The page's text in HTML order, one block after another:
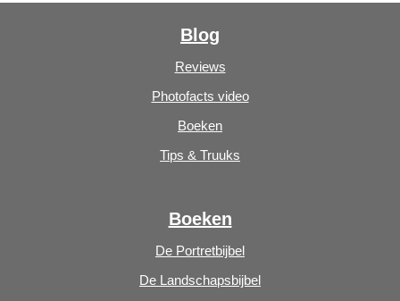
Blog
Reviews
Photofacts video
Boeken
Tips & Truuks
Boeken
De Portretbijbel
De Landschapsbijbel